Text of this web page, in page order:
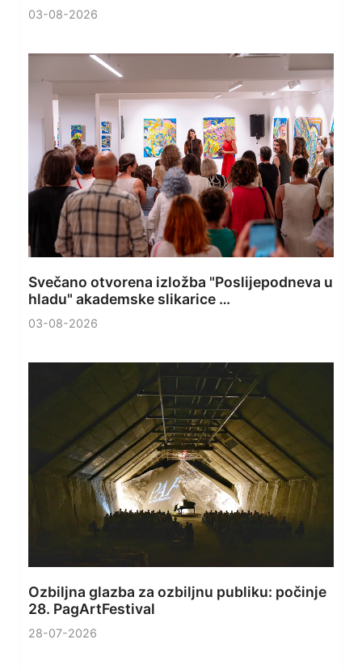
03-08-2026
Svečano otvorena izložba "Poslijepodneva u
hladu" akademske slikarice …
03-08-2026
Ozbiljna glazba za ozbiljnu publiku: počinje
28. PagArtFestival
28-07-2026